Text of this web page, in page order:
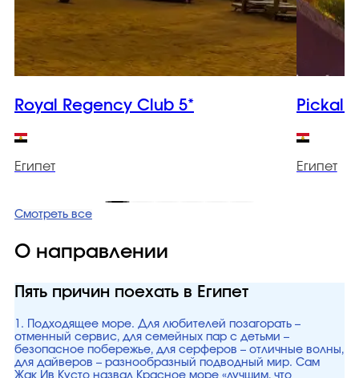
Royal Regency Club 5*
Египет Египет
Смотреть все
О направлении
Пять причин поехать в Египет
1. Подходящее море. Для любителей позагорать –
отменный сервис, для семейных пар с детьми –
безопасное побережье, для серферов – отличные волны,
для дайверов – разнообразный подводный мир. Сам
Жак Ив Кусто назвал Красное море «лучшим, что